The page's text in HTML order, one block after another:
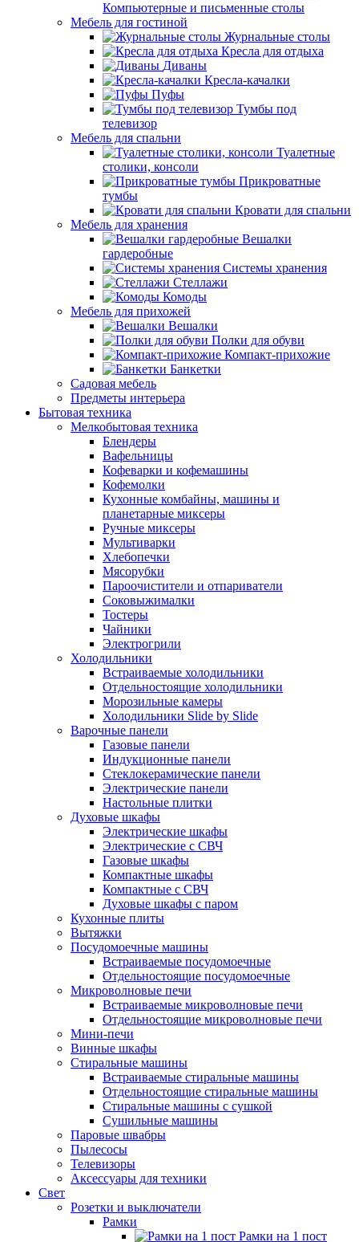
Компьютерные и письменные столы
Мебель для гостиной
Журнальные столы
Кресла для отдыха
Диваны
Кресла-качалки
Пуфы
Тумбы под
телевизор
Мебель для спальни
Туалетные
столики, консоли
Прикроватные
тумбы
Кровати для спальни
Мебель для хранения
Вешалки
гардеробные
Системы хранения
Стеллажи
Комоды
Мебель для прихожей
Вешалки
Полки для обуви
Компакт-прихожие
Банкетки
Садовая мебель
Предметы интерьера
Бытовая техника
Мелкобытовая техника
Блендеры
Вафельницы
Кофеварки и кофемашины
Кофемолки
Кухонные комбайны, машины и
планетарные миксеры
Ручные миксеры
Мультиварки
Хлебопечки
Мясорубки
Пароочистители и отпариватели
Соковыжималки
Тостеры
Чайники
Электрогрили
Холодильники
Встраиваемые холодильники
Отдельностоящие холодильники
Морозильные камеры
Холодильники Slide by Slide
Варочные панели
Газовые панели
Индукционные панели
Стеклокерамические панели
Электрические панели
Настольные плитки
Духовые шкафы
Электрические шкафы
Электрические с СВЧ
Газовые шкафы
Компактные шкафы
Компактные с СВЧ
Духовые шкафы с паром
Кухонные плиты
Вытяжки
Посудомоечные машины
Встраиваемые посудомоечные
Отдельностоящие посудомоечные
Микроволновые печи
Встраиваемые микроволновые печи
Отдельностоящие микроволновые печи
Мини-печи
Винные шкафы
Стиральные машины
Встраиваемые стиральные машины
Отдельностоящие стиральные машины
Стиральные машины с сушкой
Сушильные машины
Паровые швабры
Пылесосы
Телевизоры
Аксессуары для техники
Свет
Розетки и выключатели
Рамки
Рамки на 1 пост